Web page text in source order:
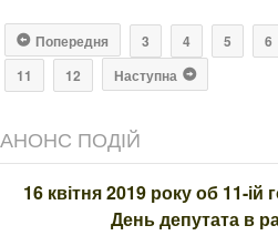
Попередня 3 4 5 6
11
12 Наступна
АНОНС ПОДІЙ
16 квітня 2019 року об 11-
День депутата в